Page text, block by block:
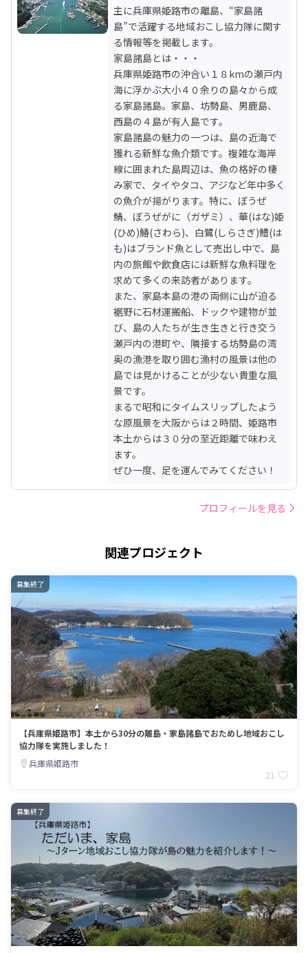
主に兵庫県姫路市の離島、“家島諸
島”で活躍する地域おこし協力隊に関す
る情報等を掲載します。
家島諸島とは・・・
兵庫県姫路市の沖合い１８kmの瀬戸内
海に浮かぶ大小４０余りの島々から成
る家島諸島。家島、坊勢島、男鹿島、
西島の４島が有人島です。
家島諸島の魅力の一つは、島の近海で
獲れる新鮮な魚介類です。複雑な海岸
線に囲まれた島周辺は、魚の格好の棲
み家で、タイやタコ、アジなど年中多く
の魚介が揚がります。特に、ぼうぜ
鯖、ぼうぜがに（ガザミ）、華(はな)姫
(ひめ)鰆(さわら)、白鷺(しらさぎ)鱧(は
も)はブランド魚として売出し中で、島
内の旅館や飲食店には新鮮な魚料理を
求めて多くの来訪者があります。
また、家島本島の港の両側に山が迫る
裾野に石材運搬船、ドックや建物が並
び、島の人たちが生き生きと行き交う
瀬戸内の港町や、隣接する坊勢島の湾
奥の漁港を取り囲む漁村の風景は他の
島では見かけることが少ない貴重な風
景です。
まるで昭和にタイムスリップしたよう
な原風景を大阪からは２時間、姫路市
本土からは３０分の至近距離で味わえ
ます。
ぜひ一度、足を運んでみてください！
プロフィールを見る
関連プロジェクト
募集終了
【兵庫県姫路市】本土から30分の離島・家島諸島でおためし地域おこし
協力隊を実施しました！
兵庫県姫路市
21
募集終了